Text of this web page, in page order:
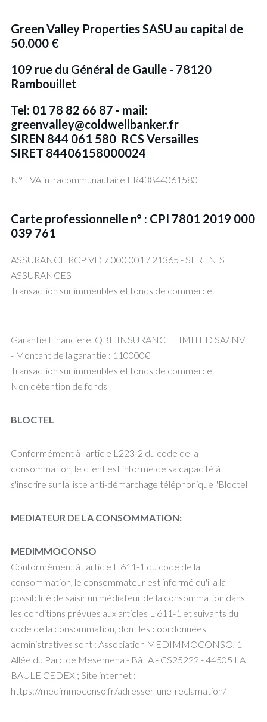
Green Valley Properties SASU au capital de
50.000 €
109 rue du Général de Gaulle - 78120
Rambouillet
Tel: 01 78 82 66 87 - mail:
greenvalley@coldwellbanker.fr
SIREN 844 061 580 RCS Versailles
SIRET 84406158000024
N° TVA intracommunautaire FR43844061580
Carte professionnelle n° : CPI 7801 2019 000
039 761
ASSURANCE RCP VD 7.000.001 / 21365 - SERENIS
ASSURANCES
Transaction sur immeubles et fonds de commerce
Garantie Financiere QBE INSURANCE LIMITED SA/ NV
- Montant de la garantie : 110000€
Transaction sur immeubles et fonds de commerce
Non détention de fonds
BLOCTEL
Conformément à l'article L223-2 du code de la
consommation, le client est informé de sa capacité à
s'inscrire sur la liste anti-démarchage téléphonique "Bloctel
MEDIATEUR DE LA CONSOMMATION:
MEDIMMOCONSO
Conformément à l'article L 611-1 du code de la
consommation, le consommateur est informé qu'il a la
possibilité de saisir un médiateur de la consommation dans
les conditions prévues aux articles L 611-1 et suivants du
code de la consommation, dont les coordonnées
administratives sont : Association MEDIMMOCONSO, 1
Allée du Parc de Mesemena - Bât A - CS25222 - 44505 LA
BAULE CEDEX ; Site internet :
https://medimmoconso.fr/adresser-une-reclamation/